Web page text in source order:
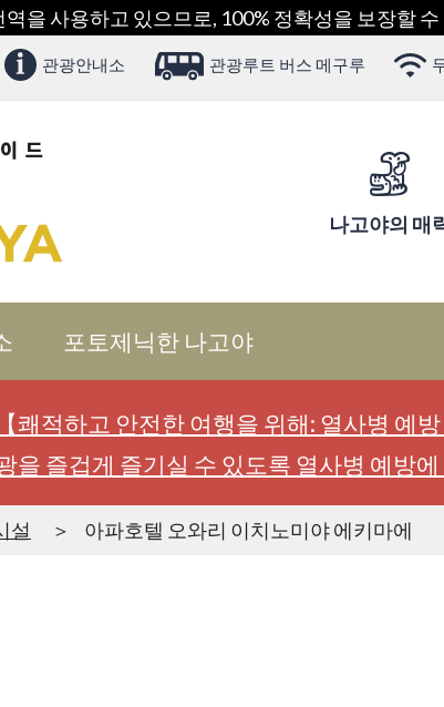
역을 사용하고 있으므로, 100% 정확성을 보장할
관광안내소 관광루트 버스 메구루
나고야의 매
포토제닉한 나고야
【쾌적하고 안전한 여행을 위해: 열사병 예
을 즐겁게 즐기실 수 있도록 열사병 예방
설 아파호텔 오와리 이치노미야 에키마에